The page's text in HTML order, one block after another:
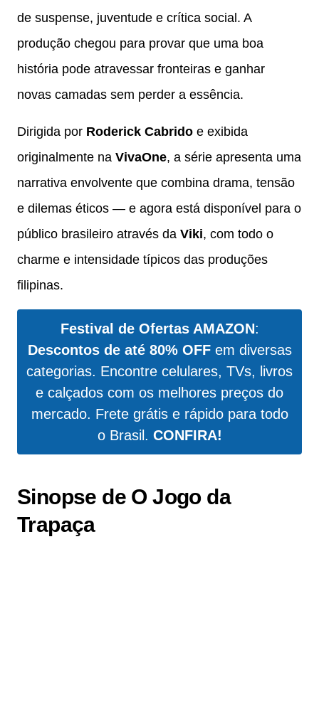
de suspense, juventude e crítica social. A
produção chegou para provar que uma boa
história pode atravessar fronteiras e ganhar
novas camadas sem perder a essência.
Dirigida por Roderick Cabrido e exibida
originalmente na VivaOne, a série apresenta uma
narrativa envolvente que combina drama, tensão
e dilemas éticos — e agora está disponível para o
público brasileiro através da Viki, com todo o
charme e intensidade típicos das produções
filipinas.
Festival de Ofertas AMAZON:
Descontos de até 80% OFFem diversas
categorias. Encontre celulares, TVs, livros
e calçados com os melhores preços do
mercado. Frete grátis e rápido para todo
o Brasil. CONFIRA!
Sinopse de O Jogo da
Trapaça